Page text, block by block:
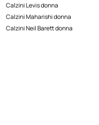
Calzini Levis donna
Calzini Maharishi donna
Calzini Neil Barett donna